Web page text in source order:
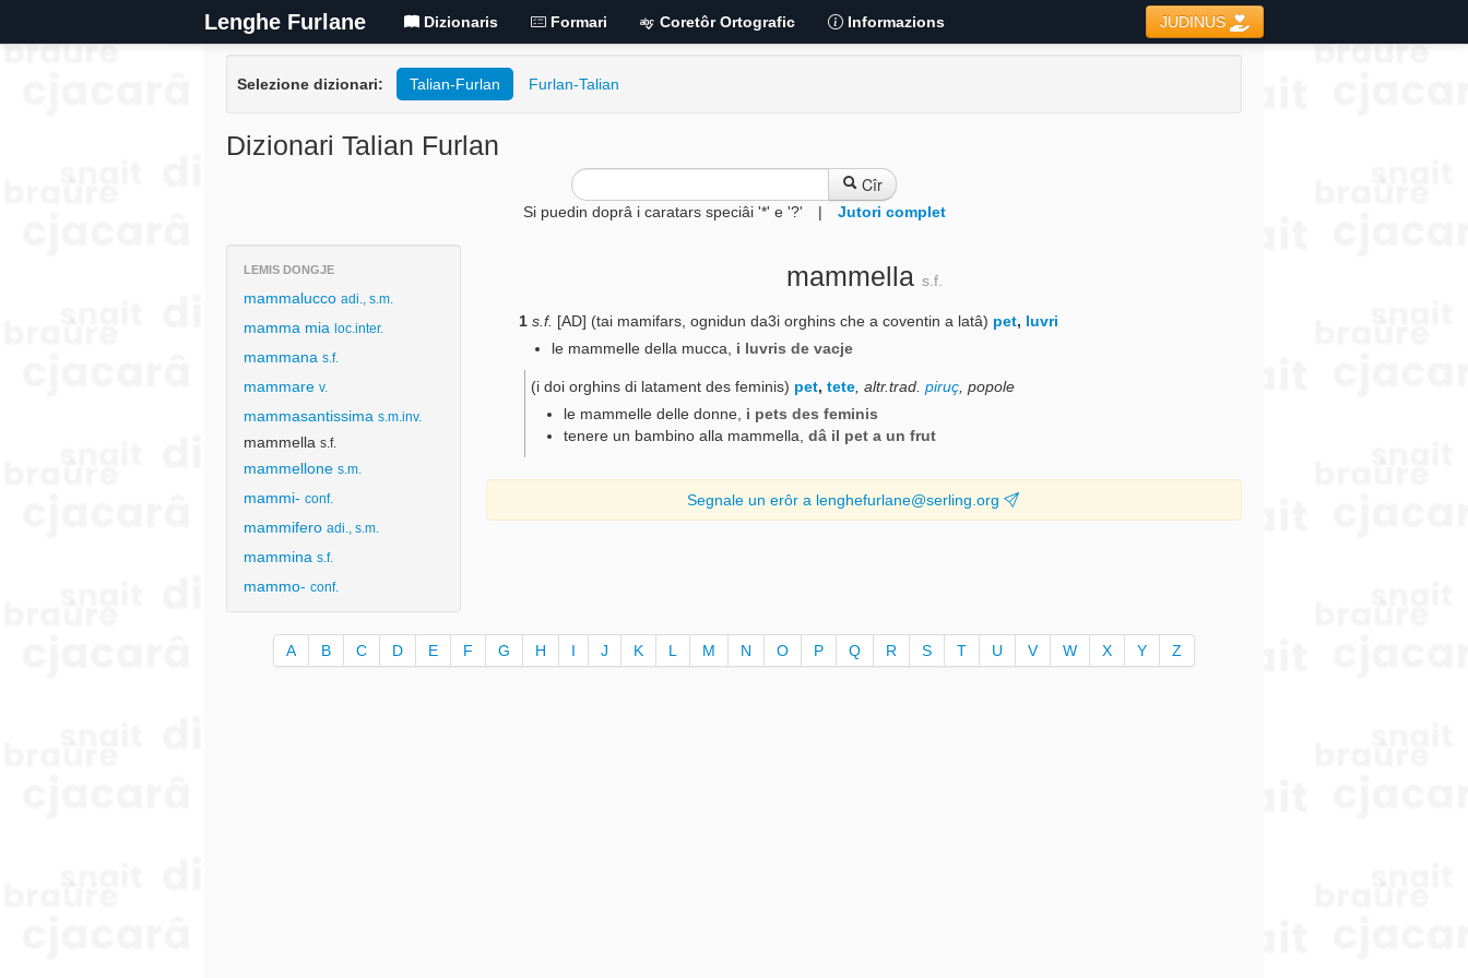
Lenghe Furlane JUDINUS
Dizionaris Formari Coretôr Ortografic Informazions
Selezione dizionari: Talian-Furlan Furlan-Talian
Dizionari Talian Furlan
Cîr
Si puedin doprâ i caratars speciâi '*' e '?' | Jutori complet
LEMIS DONGJE
mammalucco adi., s.m.
mamma mia loc.inter.
mammana s.f.
mammare v.
mammasantissima s.m.inv.
mammella s.f.
mammellone s.m.
mammi- conf.
mammifero adi., s.m.
mammina s.f.
mammo- conf.
mammella s.f.
1 s.f. [AD] (tai mamifars, ognidun da3i orghins che a coventin a latâ) pet, luvri
le mammelle della mucca
i luvris de vacje
(i doi orghins di latament des feminis) pet,tete ,altr.trad. piruç , popole
le mammelle delle donne i pets des feminis
tenere un bambino alla mammella ,dâ il pet a un frut
Segnale un erôr a lenghefurlane@serling.org
A B C D E F G H I J K L M N O P Q R S T U V W X Y Z